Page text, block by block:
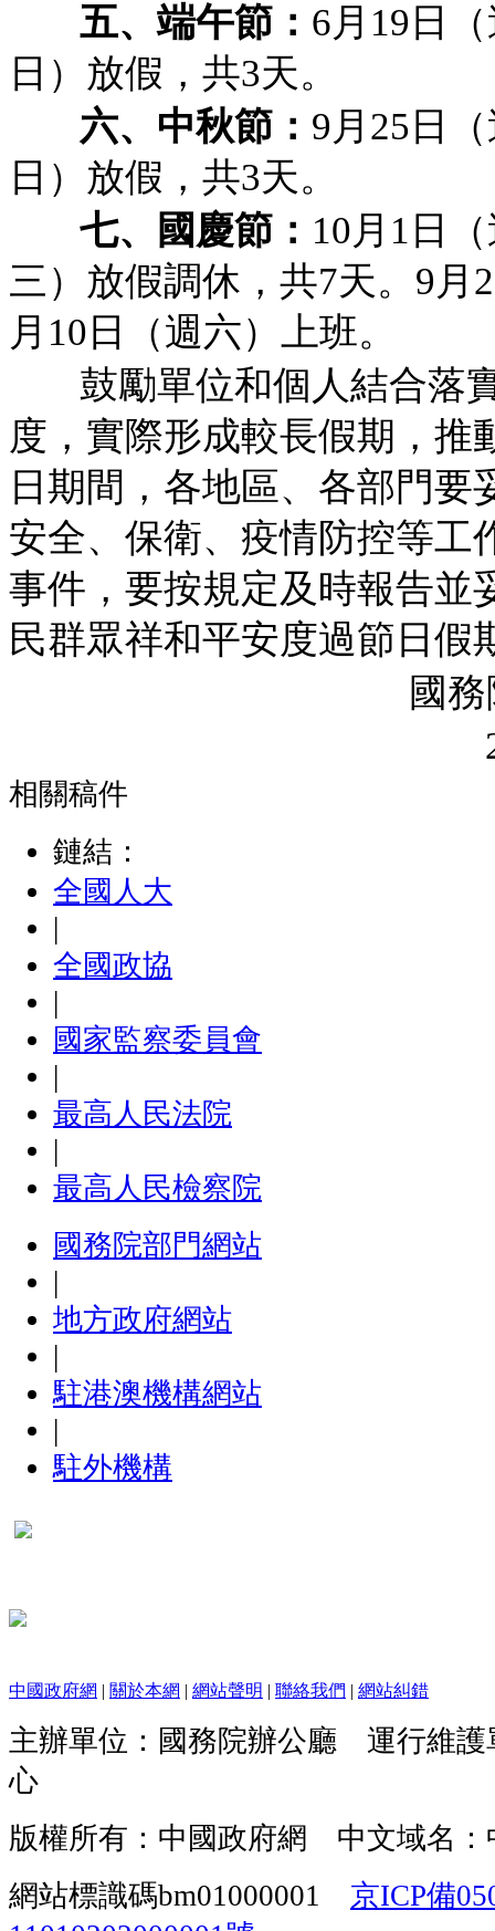
五、端午節： 6月19日
日）放假，共3天。
六、中秋節： 9月25日
日）放假，共3天。
七、國慶節： 10月1日
三）放假調休，共7天。9月
月10日（週六）上班。
鼓勵單位和個人結合落
度，實際形成較長假期，推
日期間，各地區、各部門要
安全、保衛、疫情防控等工
事件，要按規定及時報告並
民群眾祥和平安度過節日假
國
相關稿件
鏈結：
全國人大
|
全國政協
|
國家監察委員會
|
最高人民法院
|
最高人民檢察院
國務院部門網站
|
地方政府網站
|
駐港澳機構網站
|
駐外機構
中國政府網 | 關於本網 | 網站聲明 | 聯絡我們 | 網站糾錯
主辦單位：國務院辦公廳 運行維護
心
版權所有：中國政府網 中文域名：
網站標識碼bm01000001 京ICP備